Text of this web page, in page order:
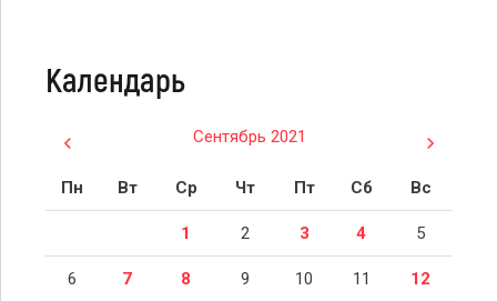
Календарь
Сентябрь 2021
Пн Вт Ср Чт Пт Сб Вс
1 2 3 4 5
6 7 8 9 10 11 12